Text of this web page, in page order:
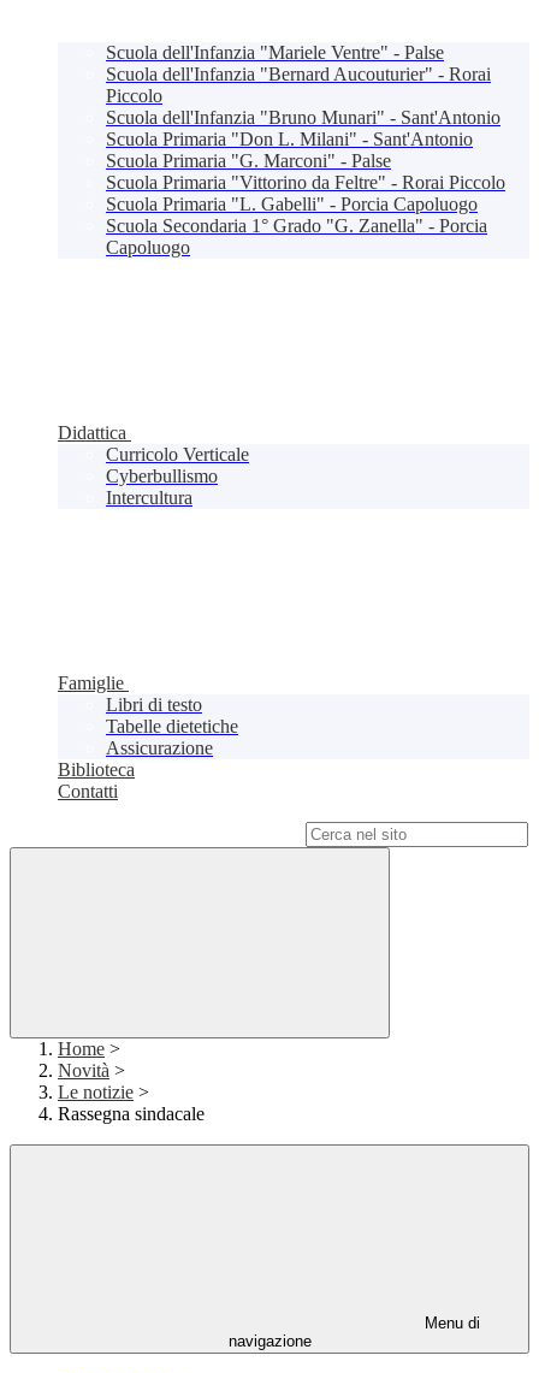
Scuola dell'Infanzia "Mariele Ventre" - Palse
Scuola dell'Infanzia "Bernard Aucouturier" - Rorai
Piccolo
Scuola dell'Infanzia "Bruno Munari" - Sant'Antonio
Scuola Primaria "Don L. Milani" - Sant'Antonio
Scuola Primaria "G. Marconi" - Palse
Scuola Primaria "Vittorino da Feltre" - Rorai Piccolo
Scuola Primaria "L. Gabelli" - Porcia Capoluogo
Scuola Secondaria 1° Grado "G. Zanella" - Porcia
Capoluogo
Didattica
Curricolo Verticale
Cyberbullismo
Intercultura
Famiglie
Libri di testo
Tabelle dietetiche
Assicurazione
Biblioteca
Contatti
Home >
Novità >
Le notizie >
Rassegna sindacale
Menu di
navigazione